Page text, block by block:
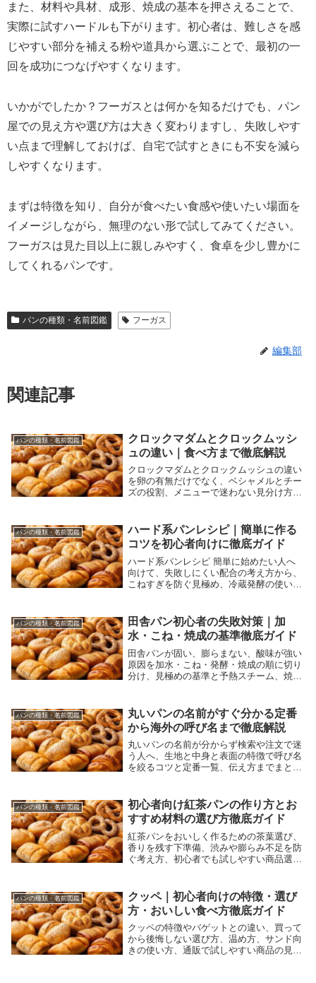
また、材料や具材、成形、焼成の基本を押さえることで、
実際に試すハードルも下がります。初心者は、難しさを感
じやすい部分を補える粉や道具から選ぶことで、最初の一
回を成功につなげやすくなります。
いかがでしたか？フーガスとは何かを知るだけでも、パン
屋での見え方や選び方は大きく変わりますし、失敗しやす
い点まで理解しておけば、自宅で試すときにも不安を減ら
しやすくなります。
まずは特徴を知り、自分が食べたい食感や使いたい場面を
イメージしながら、無理のない形で試してみてください。
フーガスは見た目以上に親しみやすく、食卓を少し豊かに
してくれるパンです。
パンの種類・名前図鑑 フーガス
編集部
関連記事
パンの種類・名前図鑑
クロックマダムとクロックムッシ
ュの違い｜食べ方まで徹底解説
クロックマダムとクロックムッシュの違い
を卵の有無だけでなく、ベシャメルとチー
ズの役割、メニューで迷わない見分け方、
説します。
パンの種類・名前図鑑
ハード系パンレシピ｜簡単に作る
コツを初心者向けに徹底ガイド
ハード系パンレシピ 簡単に始めたい人へ
向けて、失敗しにくい配合の考え方から、
こねすぎを防ぐ見極め、冷蔵発酵の使い
具の選び方までを分かりやすく解説する記
事です。
パンの種類・名前図鑑
田舎パン初心者の失敗対策｜加
水・こね・焼成の基準徹底ガイド
田舎パンが固い、膨らまない、酸味が強い
原因を加水・こね・発酵・焼成の順に切り
分け、見極めの基準と予熱スチーム、焼き
パンの種類・名前図鑑
丸いパンの名前がすぐ分かる定番
から海外の呼び名まで徹底解説
丸いパンの名前が分からず検索や注文で迷
う人へ、生地と中身と表面の特徴で呼び名
を絞るコツと定番一覧、伝え方までまとめ
パンの種類・名前図鑑
初心者向け紅茶パンの作り方とお
すすめ材料の選び方徹底ガイド
紅茶パンをおいしく作るための茶葉選び、
香りを残す下準備、渋みや膨らみ不足を防
ぐ考え方、初心者でも試しやすい商品選び
パンの種類・名前図鑑
クッペ｜初心者向けの特徴・選び
方・おいしい食べ方徹底ガイド
クッペの特徴やバゲットとの違い、買って
から後悔しない選び方、温め方、サンド向
きの使い方、通販で試しやすい商品の見分